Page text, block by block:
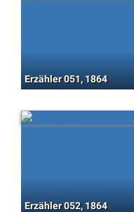
Erzähler 051, 1864
Erzähler 052, 1864